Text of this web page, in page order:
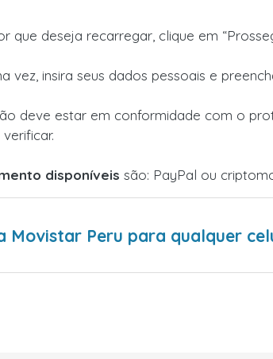
que deseja recarregar, clique em
vez, insira seus dados pessoais e
deve estar em conformidade com o
disponíveis são: PayPal ou
Movistar Peru para qualquer